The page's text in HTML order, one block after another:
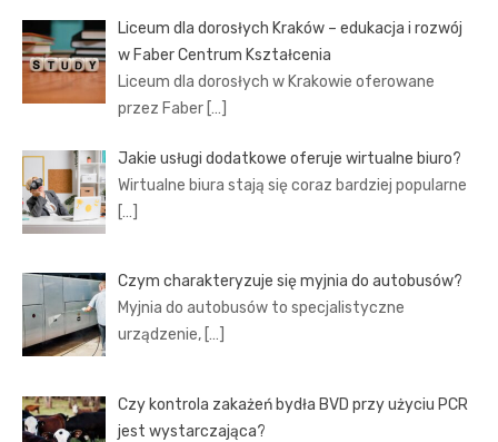
Liceum dla dorosłych Kraków – edukacja i rozwój
w Faber Centrum Kształcenia
Liceum dla dorosłych w Krakowie oferowane
przez Faber […]
Jakie usługi dodatkowe oferuje wirtualne biuro?
Wirtualne biura stają się coraz bardziej popularne
[…]
Czym charakteryzuje się myjnia do autobusów?
Myjnia do autobusów to specjalistyczne
urządzenie, […]
Czy kontrola zakażeń bydła BVD przy użyciu PCR
jest wystarczająca?